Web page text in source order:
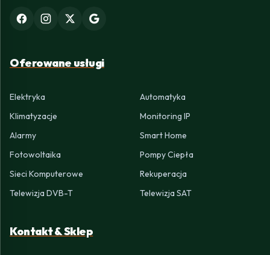
Oferowane usługi
Elektryka
Automatyka
Klimatyzacje
Monitoring IP
Alarmy
Smart Home
Fotowoltaika
Pompy Ciepła
Sieci Komputerowe
Rekuperacja
Telewizja DVB-T
Telewizja SAT
Kontakt & Sklep